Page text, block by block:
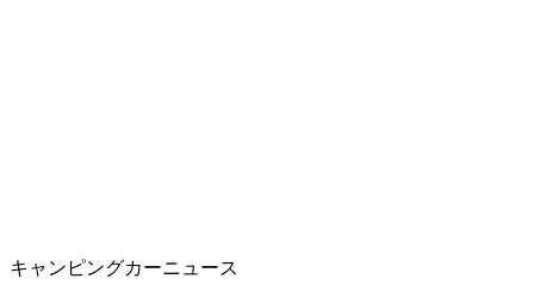
キャンピングカーニュース